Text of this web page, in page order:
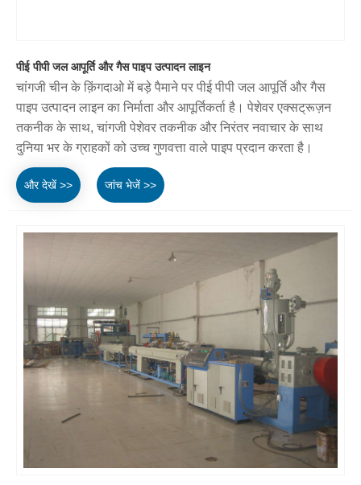
पीई पीपी जल आपूर्ति और गैस पाइप उत्पादन लाइन
चांगजी चीन के क़िंगदाओ में बड़े पैमाने पर पीई पीपी जल आपूर्ति और गैस
पाइप उत्पादन लाइन का निर्माता और आपूर्तिकर्ता है। पेशेवर एक्सट्रूज़न
तकनीक के साथ, चांगजी पेशेवर तकनीक और निरंतर नवाचार के साथ
दुनिया भर के ग्राहकों को उच्च गुणवत्ता वाले पाइप प्रदान करता है।
और देखें >> जांच भेजें >>